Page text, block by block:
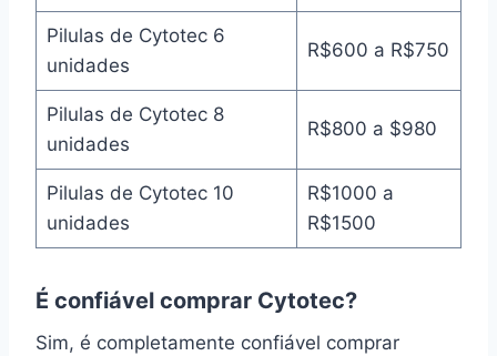
Pilulas de Cytotec 6
unidades
R$600 a R$750
Pilulas de Cytotec 8
unidades
R$800 a $980
Pilulas de Cytotec 10
unidades
R$1000 a
R$1500
É confiável comprar Cytotec?
Sim, é completamente confiável comprar